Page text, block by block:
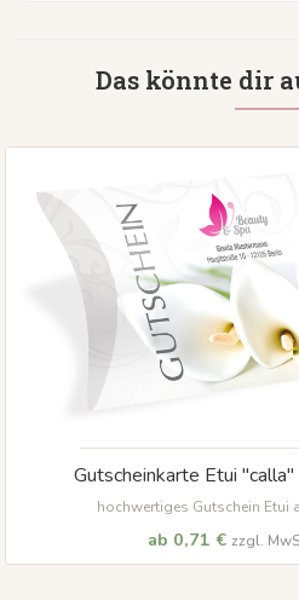
Das könnte dir
Gutscheinkarte Etui
hochwertiges Gutschein Etui
ab 0,71 € zzgl.